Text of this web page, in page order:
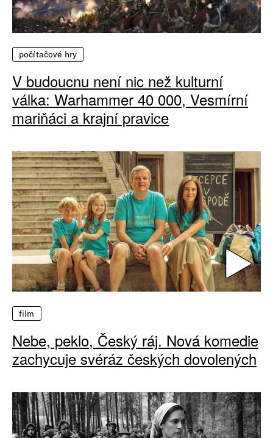
počítačové hry
V budoucnu není nic než kulturní
válka: Warhammer 40 000, Vesmírní
mariňáci a krajní pravice
film
Nebe, peklo, Český ráj. Nová komedie
zachycuje svéráz českých dovolených